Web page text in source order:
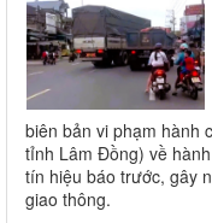
biên bản vi phạm hành
tỉnh Lâm Đồng) về
tín hiệu báo trước, gây
giao thông.